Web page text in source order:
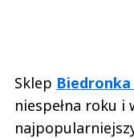
Sklep
niespełna roku i